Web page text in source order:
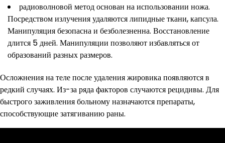
радиоволновой метод основан на использовании ножа.
Посредством излучения удаляются липидные ткани, капсула.
Манипуляция безопасна и безболезненна. Восстановление
длится 5 дней. Манипуляции позволяют избавляться от
образований разных размеров.
Осложнения на теле после удаления жировика появляются в
редкий случаях. Из-за ряда факторов случаются рецидивы. Для
быстрого заживления больному назначаются препараты,
способствующие затягиванию раны.